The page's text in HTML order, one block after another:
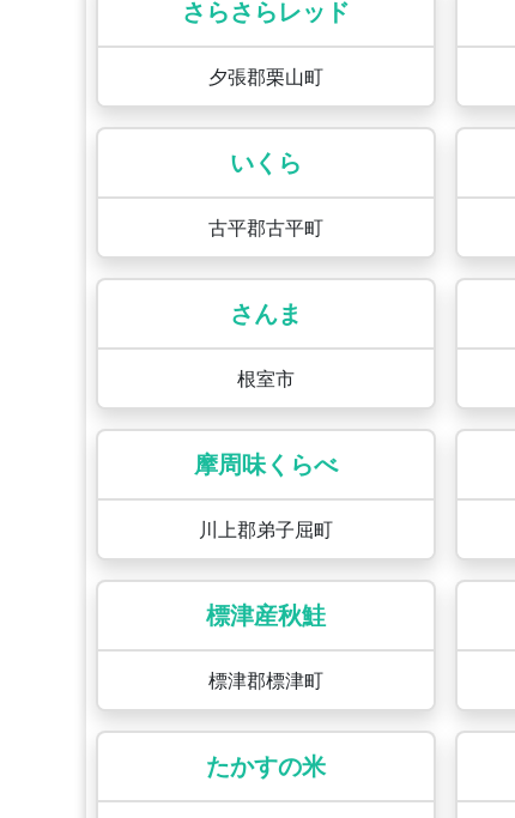
さらさらレッド
夕張郡栗山町
いくら
古平郡古平町
さんま
根室市
摩周味くらべ
川上郡弟子屈町
標津産秋鮭
標津郡標津町
たかすの米